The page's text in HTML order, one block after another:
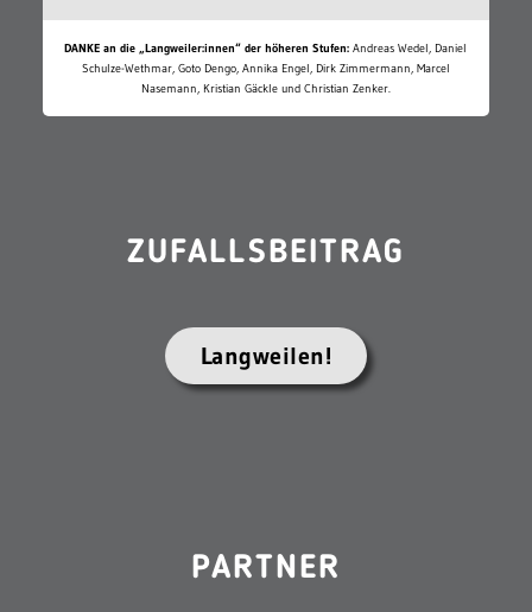
DANKE an die „Langweiler:innen“ der höheren Stufen: Andreas Wedel, Daniel
Schulze-Wethmar, Goto Dengo, Annika Engel, Dirk Zimmermann, Marcel
Nasemann, Kristian Gäckle und Christian Zenker.
ZUFALLSBEITRAG
Langweilen!
PARTNER